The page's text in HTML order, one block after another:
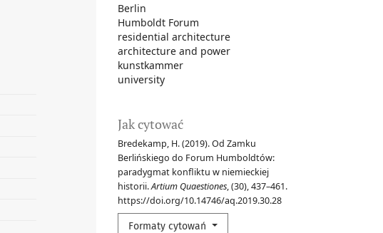
Berlin
Humboldt Forum
residential architecture
architecture and power
kunstkammer
university
Jak cytować
Bredekamp, H. (2019). Od Zamku
Berlińskiego do Forum Humboldtów:
paradygmat konfliktu w niemieckiej
historii.Artium Quaestiones, (30), 437–461.
https://doi.org/10.14746/aq.2019.30.28
Formaty cytowań